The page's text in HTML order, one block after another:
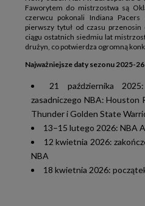
Faworytem do mistrzostwa są
czerwcu pokonali Indiana
pierwszy tytuł od czasu
ciągu ostatnich siedmiu lat
drużyn, co potwierdza ogromną
Najważniejsze daty sezonu 2025-
21 października
zasadniczego NBA: Houston
Thunder i Golden State
13–15 lutego 2026: NBA
12 kwietnia 2026:
NBA
18 kwietnia 2026: